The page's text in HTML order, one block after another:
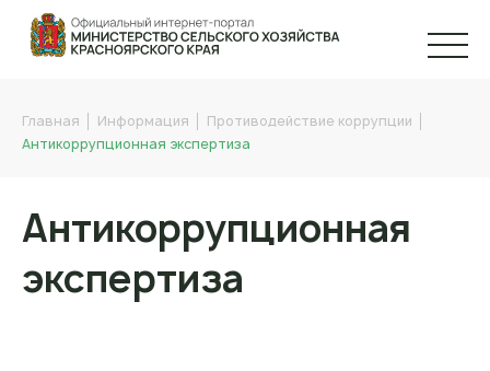
Главная Информация
Противодействие коррупции
Антикоррупционная экспертиза
Антикоррупционная
экспертиза